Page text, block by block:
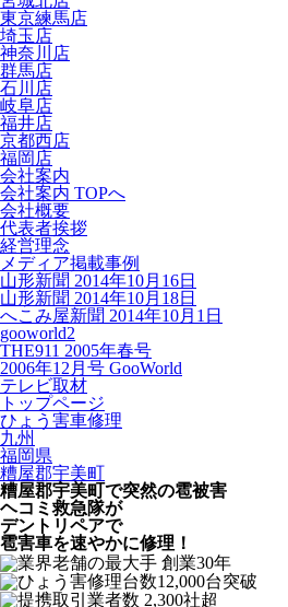
東京練馬店
埼玉店
神奈川店
群馬店
石川店
岐阜店
福井店
京都西店
福岡店
会社案内
会社案内 TOPへ
会社概要
代表者挨拶
経営理念
メディア掲載事例
山形新聞 2014年10月16日
山形新聞 2014年10月18日
へこみ屋新聞 2014年10月1日
gooworld2
THE911 2005年春号
2006年12月号 GooWorld
テレビ取材
トップページ
ひょう害車修理
九州
福岡県
糟屋郡宇美町
糟屋郡宇美町で突然の雹被害
ヘコミ救急隊が
デントリペアで
雹害車を速やかに修理！